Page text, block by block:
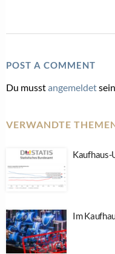
POST A COMMENT
Du musstangemeldet
VERWANDTE
Kaufhaus-
Im